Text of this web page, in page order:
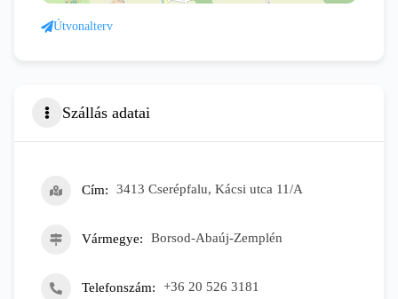
Útvonalterv
Szállás adatai
Cím 3413 Cserépfalu, Kácsi utca 11/A
Vármegye Borsod-Abaúj-Zemplén
Telefonszám +36 20 526 3181